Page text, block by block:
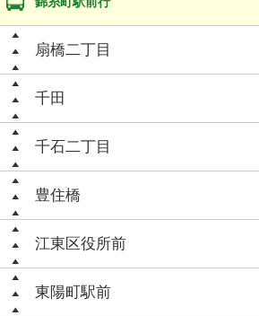
扇橋二丁目
千田
千石二丁目
豊住橋
江東区役所前
東陽町駅前